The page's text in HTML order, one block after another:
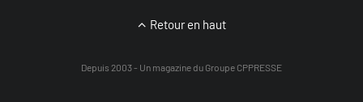
Retour en haut
Depuis 2003 - Un magazine du Groupe CPPRESSE